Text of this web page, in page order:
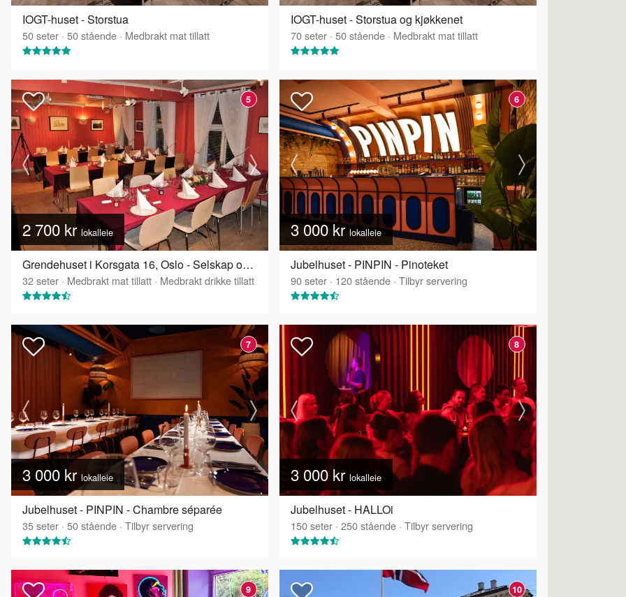
IOGT-huset - Storstua
50seter · 50stående · Medbrakt mat tillatt
IOGT-huset - Storstua og kjøkkenet
70seter · 50stående · Medbrakt mat tillatt
5
2 700 krlokalleie
Grendehuset i Korsgata 16, Oslo - Selskap og konferanselokale
32seter · Medbrakt mat tillatt · Medbrakt drikke tillatt
6
3 000 krlokalleie
Jubelhuset - PINPIN - Pinoteket
90seter · 120stående · Tilbyr servering
7
3 000 kr lokalleie
Jubelhuset - PINPIN - Chambre séparée
35seter · 50stående · Tilbyr servering
8
3 000 kr lokalleie
Jubelhuset - HALLOi
150seter · 250stående · Tilbyr servering
9 10